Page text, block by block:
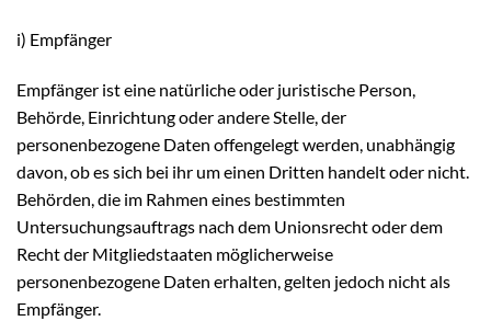
i) Empfänger
Empfänger ist eine natürliche oder juristische Person,
Behörde, Einrichtung oder andere Stelle, der
personenbezogene Daten offengelegt werden, unabhängig
davon, ob es sich bei ihr um einen Dritten handelt oder nicht.
Behörden, die im Rahmen eines bestimmten
Untersuchungsauftrags nach dem Unionsrecht oder dem
Recht der Mitgliedstaaten möglicherweise
personenbezogene Daten erhalten, gelten jedoch nicht als
Empfänger.